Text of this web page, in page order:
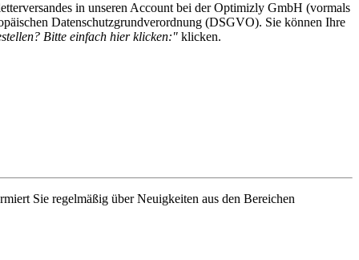
in unseren Account bei der Optimizly GmbH (vormals
Datenschutzgrundverordnung (DSGVO). Sie können Ihre
Bitte einfach hier klicken:" klicken.
Sie regelmäßig über Neuigkeiten aus den Bereichen